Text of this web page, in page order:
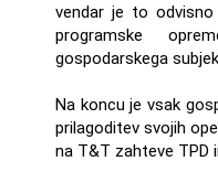
vendar je to
programske
gospodarskega
Na koncu je vsak
prilagoditev svojih
na T&T zahteve TPD